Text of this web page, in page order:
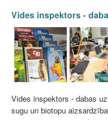
Vides inspektors -
Vides inspektors - dabas
sugu un biotopu